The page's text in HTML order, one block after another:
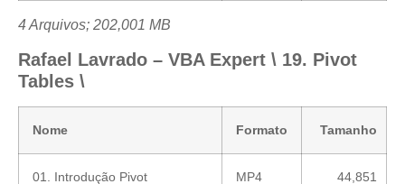
4 Arquivos; 202,001 MB
Rafael Lavrado – VBA Expert \ 19. Pivot
Tables \
Nome Formato Tamanho
01. Introdução Pivot
MP4
44,851